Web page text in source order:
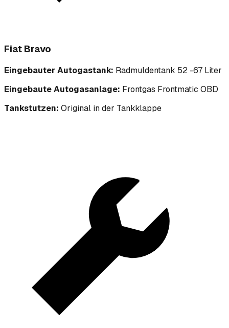
Fiat Bravo
Eingebauter Autogastank: Radmuldentank 52 -67 Liter
Eingebaute Autogasanlage: Frontgas Frontmatic OBD
Tankstutzen: Original in der Tankklappe